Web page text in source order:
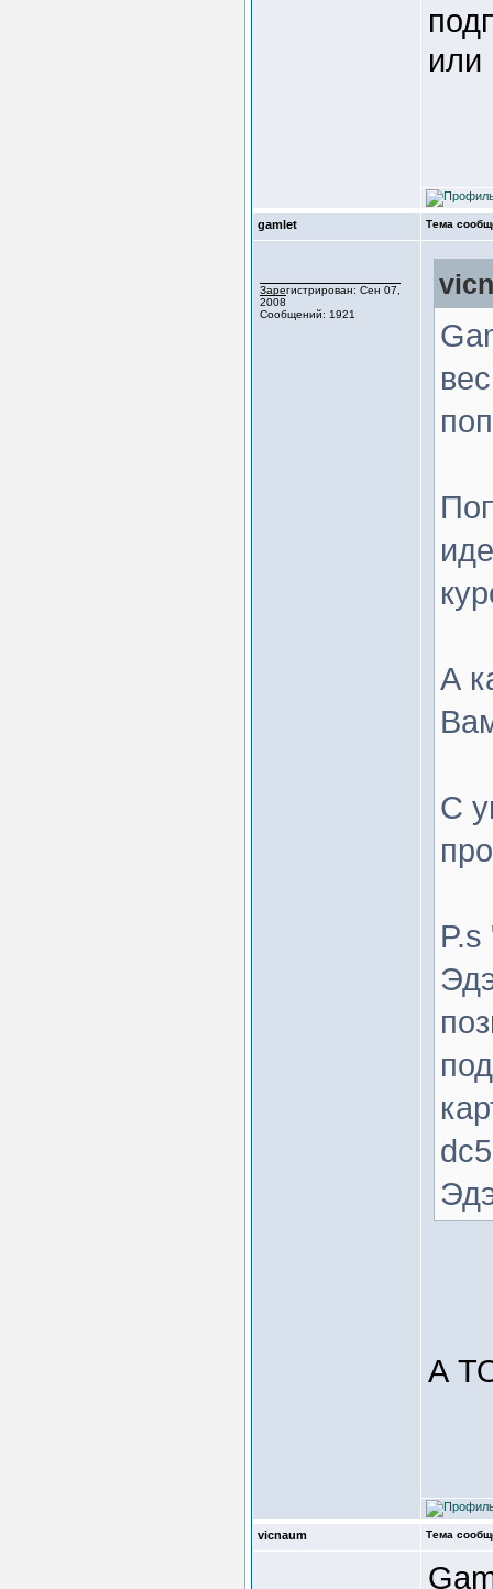
или
gamlet Тема
Зарегистрирован: Сен 07,
2008
Сообщений: 1921
А
С
А
vicnaum Тема